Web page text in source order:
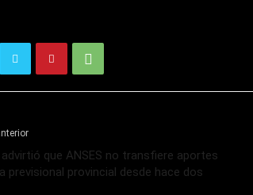
que ANSES no transfiere aportes
previsional provincial desde hace dos